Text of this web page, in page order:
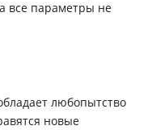
все параметры не
любопытство
новые